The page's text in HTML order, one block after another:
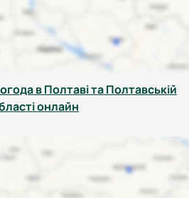
в Полтаві та Полтавській
онлайн